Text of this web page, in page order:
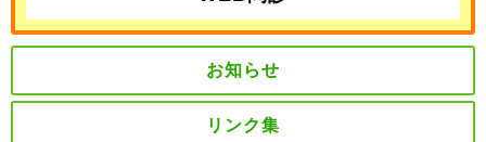
お知らせ
リンク集